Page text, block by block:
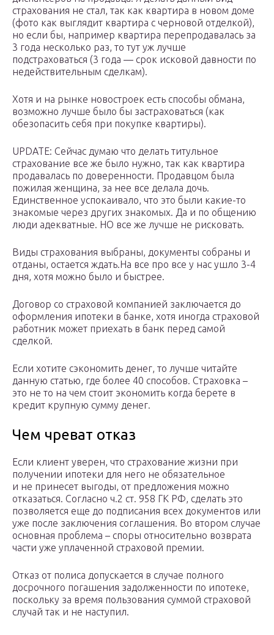
страхования не стал, так как квартира в новом доме
(фото как выглядит квартира с черновой отделкой),
но если бы, например квартира перепродавалась за
3 года несколько раз, то тут уж лучше
подстраховаться (3 года — срок исковой давности по
недействительным сделкам).
Хотя и на рынке новостроек есть способы обмана,
возможно лучше было бы застраховаться (как
обезопасить себя при покупке квартиры).
UPDATE: Сейчас думаю что делать титульное
страхование все же было нужно, так как квартира
продавалась по доверенности. Продавцом была
пожилая женщина, за нее все делала дочь.
Единственное успокаивало, что это были какие-то
знакомые через других знакомых. Да и по общению
люди адекватные. НО все же лучше не рисковать.
Виды страхования выбраны, документы собраны и
отданы, остается ждать.На все про все у нас ушло 3-4
дня, хотя можно было и быстрее.
Договор со страховой компанией заключается до
оформления ипотеки в банке, хотя иногда страховой
работник может приехать в банк перед самой
сделкой.
Если хотите сэкономить денег, то лучше читайте
данную статью, где более 40 способов. Страховка –
это не то на чем стоит экономить когда берете в
кредит крупную сумму денег.
Чем чреват отказ
Если клиент уверен, что страхование жизни при
получении ипотеки для него не обязательное
и не принесет выгоды, от предложения можно
отказаться. Согласно ч.2 ст. 958 ГК РФ, сделать это
позволяется еще до подписания всех документов или
уже после заключения соглашения. Во втором случае
основная проблема – споры относительно возврата
части уже уплаченной страховой премии.
Отказ от полиса допускается в случае полного
досрочного погашения задолженности по ипотеке,
поскольку за время пользования суммой страховой
случай так и не наступил.